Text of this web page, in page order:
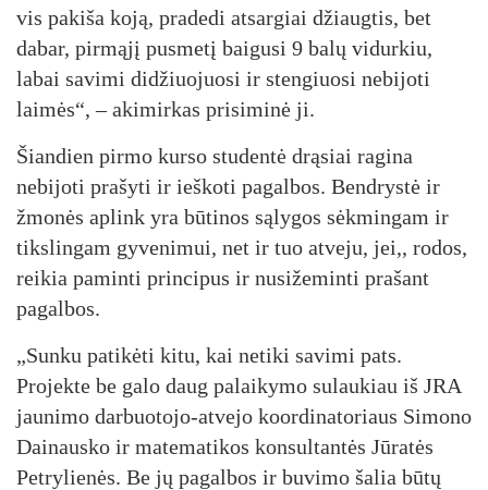
vis pakiša koją, pradedi atsargiai džiaugtis, bet
dabar, pirmąjį pusmetį baigusi 9 balų vidurkiu,
labai savimi didžiuojuosi ir stengiuosi nebijoti
laimės“, – akimirkas prisiminė ji.
Šiandien pirmo kurso studentė drąsiai ragina
nebijoti prašyti ir ieškoti pagalbos. Bendrystė ir
žmonės aplink yra būtinos sąlygos sėkmingam ir
tikslingam gyvenimui, net ir tuo atveju, jei,, rodos,
reikia paminti principus ir nusižeminti prašant
pagalbos.
„Sunku patikėti kitu, kai netiki savimi pats.
Projekte be galo daug palaikymo sulaukiau iš JRA
jaunimo darbuotojo-atvejo koordinatoriaus Simono
Dainausko ir matematikos konsultantės Jūratės
Petrylienės. Be jų pagalbos ir buvimo šalia būtų